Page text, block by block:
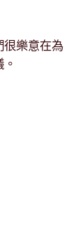
樂意在為